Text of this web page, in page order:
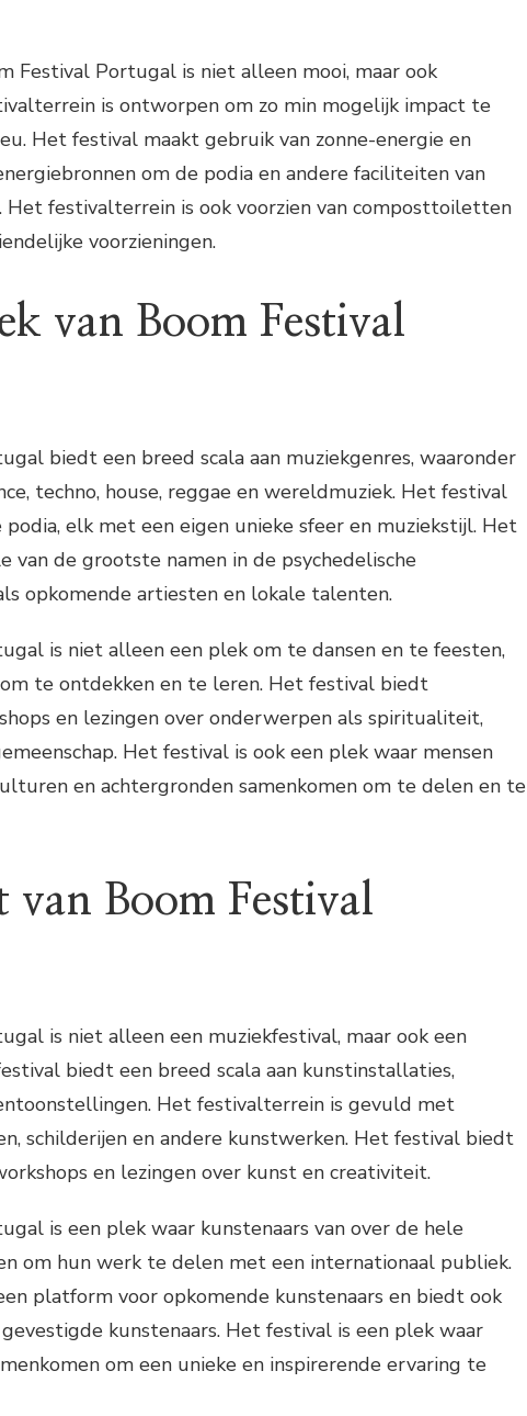
Festival Portugal is niet alleen mooi, maar ook
is ontworpen om zo min mogelijk impact te
Het festival maakt gebruik van zonne-energie en
om de podia en andere faciliteiten van
Het festivalterrein is ook voorzien van composttoiletten
voorzieningen.
van Boom Festival
biedt een breed scala aan muziekgenres, waaronder
techno, house, reggae en wereldmuziek. Het festival
elk met een eigen unieke sfeer en muziekstijl. Het
van de grootste namen in de psychedelische
opkomende artiesten en lokale talenten.
is niet alleen een plek om te dansen en te feesten,
te ontdekken en te leren. Het festival biedt
en lezingen over onderwerpen als spiritualiteit,
Het festival is ook een plek waar mensen
en achtergronden samenkomen om te delen en te
van Boom Festival
is niet alleen een muziekfestival, maar ook een
biedt een breed scala aan kunstinstallaties,
Het festivalterrein is gevuld met
schilderijen en andere kunstwerken. Het festival biedt
en lezingen over kunst en creativiteit.
is een plek waar kunstenaars van over de hele
om hun werk te delen met een internationaal publiek.
platform voor opkomende kunstenaars en biedt ook
kunstenaars. Het festival is een plek waar
om een unieke en inspirerende ervaring te